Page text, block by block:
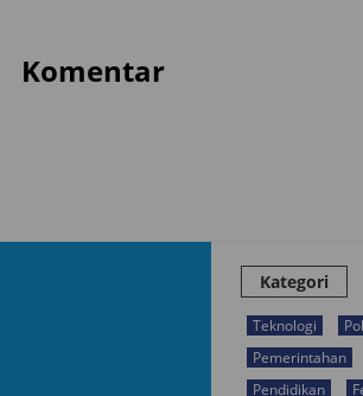
Komentar
Kategori
Teknologi
Pemerintahan
Pendidikan